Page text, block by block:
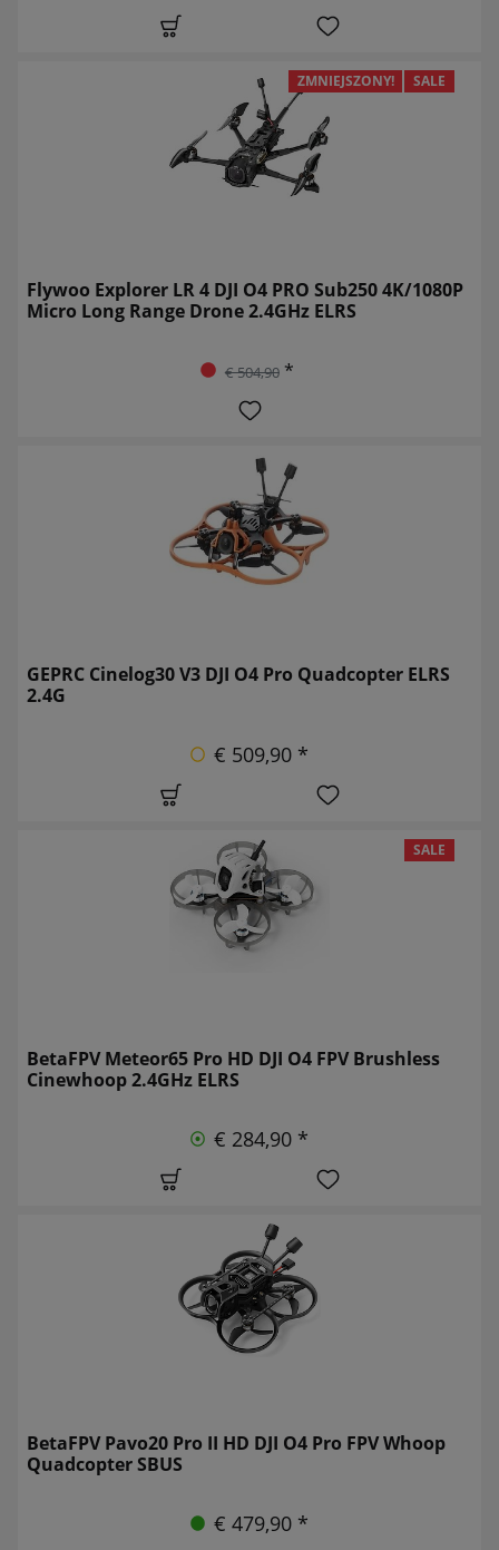
ZMNIEJSZONY! SALE
Flywoo Explorer LR 4 DJI O4 PRO Sub250 4K/1080P
Micro Long Range Drone 2.4GHz ELRS
€ 504,90*
GEPRC Cinelog30 V3 DJI O4 Pro Quadcopter ELRS
2.4G
€ 509,90 *
SALE
BetaFPV Meteor65 Pro HD DJI O4 FPV Brushless
Cinewhoop 2.4GHz ELRS
€ 284,90 *
BetaFPV Pavo20 Pro II HD DJI O4 Pro FPV Whoop
Quadcopter SBUS
€ 479,90 *